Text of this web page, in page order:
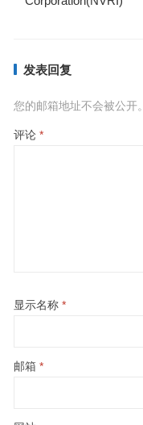
发表回复
您的邮箱地址不会被公开。
评论 *
显示名称 *
邮箱 *